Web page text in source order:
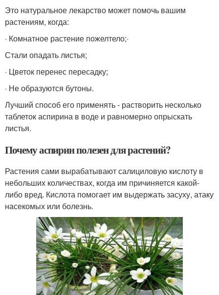
Это натуральное лекарство может помочь вашим
растениям, когда:
· Комнатное растение пожелтело;·
Стали опадать листья;
· Цветок перенес пересадку;
· Не образуются бутоны.
Лучший способ его применять - растворить несколько
таблеток аспирина в воде и равномерно опрыскать
листья.
Почему аспирин полезен для растений?
Растения сами вырабатывают салициловую кислоту в
небольших количествах, когда им причиняется какой-
либо вред. Кислота помогает им выдержать засуху, атаку
насекомых или болезнь.